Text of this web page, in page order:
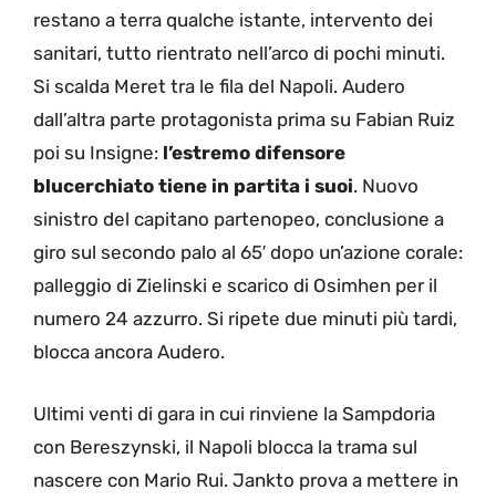
restano a terra qualche istante, intervento dei
sanitari, tutto rientrato nell’arco di pochi minuti.
Si scalda Meret tra le fila del Napoli. Audero
dall’altra parte protagonista prima su Fabian Ruiz
poi su Insigne: l’estremo difensore
blucerchiato tiene in partita i suoi. Nuovo
sinistro del capitano partenopeo, conclusione a
giro sul secondo palo al 65′ dopo un’azione corale:
palleggio di Zielinski e scarico di Osimhen per il
numero 24 azzurro. Si ripete due minuti più tardi,
blocca ancora Audero.
Ultimi venti di gara in cui rinviene la Sampdoria
con Bereszynski, il Napoli blocca la trama sul
nascere con Mario Rui. Jankto prova a mettere in